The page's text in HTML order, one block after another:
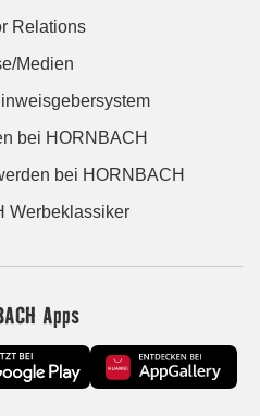
Relations
Medien
bei HORNBACH
bei HORNBACH
Werbeklassiker
Apps